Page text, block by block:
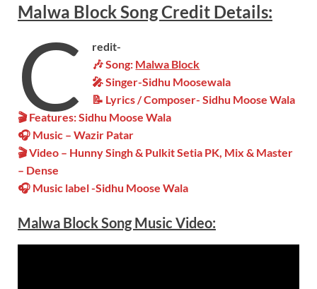
Malwa BlockSongCredit Details:
C
redit-
🎶 Song: Malwa Block
🎤 Singer-Sidhu Moosewala
📝 Lyrics / Composer- Sidhu Moose Wala
🎬 Features: Sidhu Moose Wala
🎧 Music – Wazir Patar
🎬 Video – Hunny Singh & Pulkit Setia PK, Mix & Master
– Dense
🎧 Music label -Sidhu Moose Wala
Malwa BlockSong Music Video: